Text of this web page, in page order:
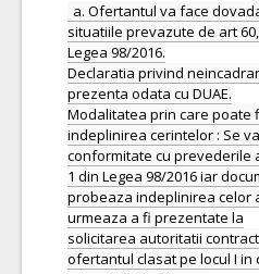
a. Ofertantul va face
situatiile prevazute de art
Legea 98/2016.
Declaratia privind
prezenta odata cu DUAE.
Modalitatea prin care poate
indeplinirea cerintelor : Se
conformitate cu prevederile
1 din Legea 98/2016 iar
probeaza indeplinirea celor
urmeaza a fi prezentate la
solicitarea autoritatii
ofertantul clasat pe locul I